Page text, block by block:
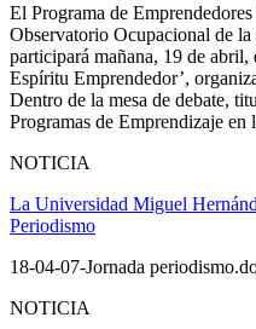
El Programa de
Observatorio Ocupacional de
participará mañana, 19 de abril,
Espíritu Emprendedor’,
Dentro de la mesa de debate,
Programas de Emprendizaje en
NOTICIA
La Universidad Miguel
Periodismo
18-04-07-Jornada
NOTICIA